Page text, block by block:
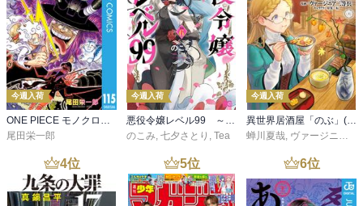
今週入荷
ONE PIECE モノクロ版 115
尾田栄一郎
今週入荷
悪役令嬢レベル99 ～私は裏ボスですが魔王ではありません～ その６
のこみ, 七夕さとり , Tea
今週入荷
異世界居酒屋「のぶ」(22)
蝉川夏哉, ヴァージニア二等兵
4位 5位 6位